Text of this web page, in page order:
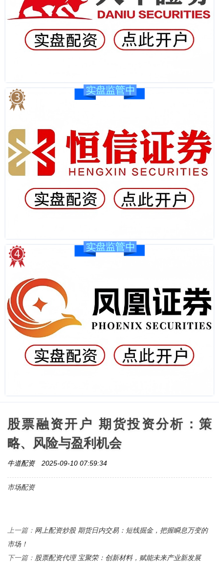
股票融资开户 期货投资分析：策
略、风险与盈利机会
牛道配资 2025-09-10 07:59:34
市场配资
上一篇： 网上配资炒股 期货日内交易：短线掘金，把握瞬息万变的
市场！
下一篇： 股票配资代理 宝聚荣：创新材料，赋能未来产业新发展